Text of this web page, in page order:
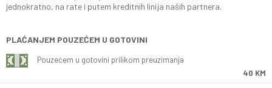
jednokratno, na rate i putem kreditnih linija naših partnera.
PLAĆANJEM POUZEĆEM U GOTOVINI
Pouzećem u gotovini prilikom preuzimanja
40 KM